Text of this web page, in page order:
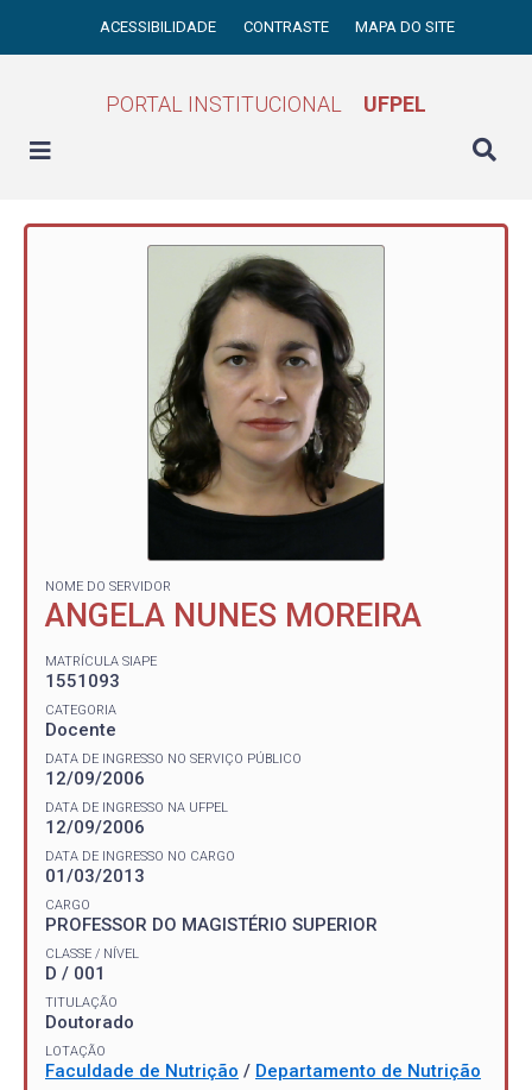
ACESSIBILIDADE CONTRASTE MAPA DO SITE
PORTAL INSTITUCIONAL UFPEL
NOME DO SERVIDOR
ANGELA NUNES MOREIRA
MATRÍCULA SIAPE
1551093
CATEGORIA
Docente
DATA DE INGRESSO NO SERVIÇO PÚBLICO
12/09/2006
DATA DE INGRESSO NA UFPEL
12/09/2006
DATA DE INGRESSO NO CARGO
01/03/2013
CARGO
PROFESSOR DO MAGISTÉRIO SUPERIOR
CLASSE / NÍVEL
D / 001
TITULAÇÃO
Doutorado
LOTAÇÃO
Faculdade de Nutrição / Departamento de Nutrição